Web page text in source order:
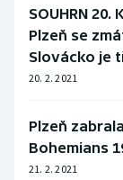
Ostatní
SOUHRN
Plzeň se
Slovácko je
20. 2. 2021
Plzeň
Bohemians
21. 2. 2021